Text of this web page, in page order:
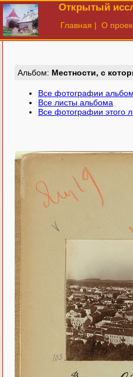
Открытый
Главная | О
Aльбом: Местности, с
Все фотографии
Все листы альбома
Все фотографии этого